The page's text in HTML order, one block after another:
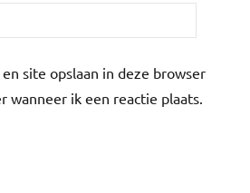
site opslaan in deze browser
wanneer ik een reactie plaats.